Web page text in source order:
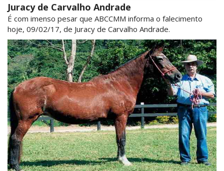
Juracy de Carvalho Andrade
É com imenso pesar que ABCCMM informa o falecimento
hoje, 09/02/17, de Juracy de Carvalho Andrade.